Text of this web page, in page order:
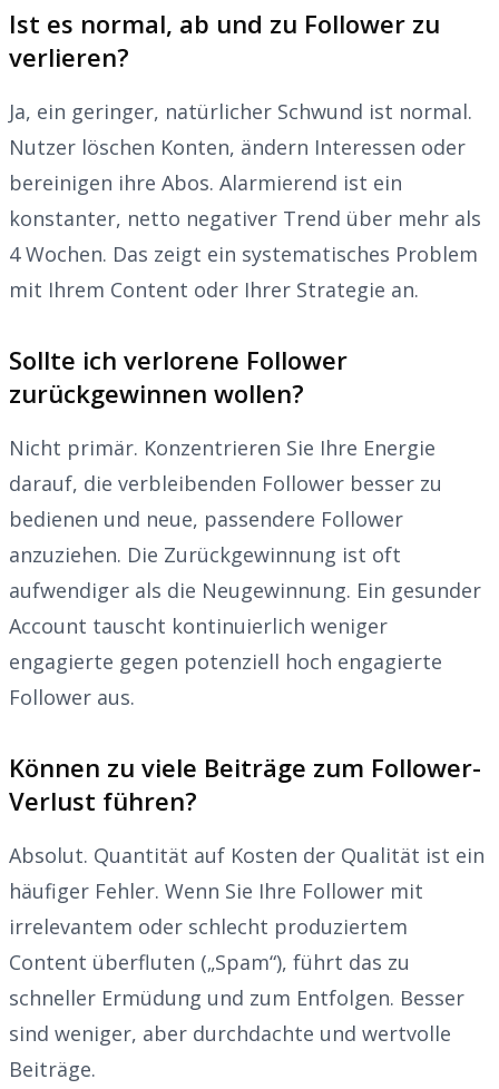
Ist es normal, ab und zu Follower zu
verlieren?
Ja, ein geringer, natürlicher Schwund ist normal.
Nutzer löschen Konten, ändern Interessen oder
bereinigen ihre Abos. Alarmierend ist ein
konstanter, netto negativer Trend über mehr als
4 Wochen. Das zeigt ein systematisches Problem
mit Ihrem Content oder Ihrer Strategie an.
Sollte ich verlorene Follower
zurückgewinnen wollen?
Nicht primär. Konzentrieren Sie Ihre Energie
darauf, die verbleibenden Follower besser zu
bedienen und neue, passendere Follower
anzuziehen. Die Zurückgewinnung ist oft
aufwendiger als die Neugewinnung. Ein gesunder
Account tauscht kontinuierlich weniger
engagierte gegen potenziell hoch engagierte
Follower aus.
Können zu viele Beiträge zum Follower-
Verlust führen?
Absolut. Quantität auf Kosten der Qualität ist ein
häufiger Fehler. Wenn Sie Ihre Follower mit
irrelevantem oder schlecht produziertem
Content überfluten („Spam“), führt das zu
schneller Ermüdung und zum Entfolgen. Besser
sind weniger, aber durchdachte und wertvolle
Beiträge.